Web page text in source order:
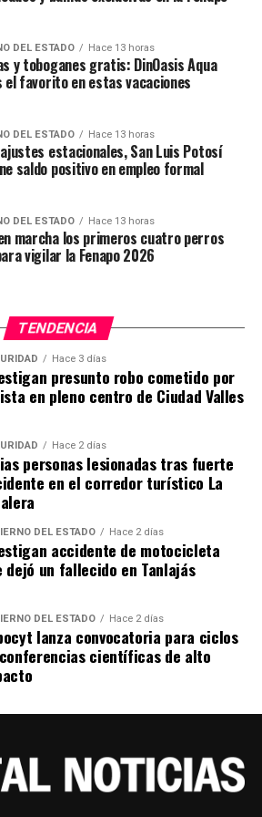
autonomía presupuestal del
mamaria con técnica
DEL ESTADO Hace 13 horas
y toboganes gratis: DinOasis Aqua
el favorito en estas vacaciones
DEL ESTADO Hace 13 horas
estacionales, San Luis Potosí
saldo positivo en empleo formal
DEL ESTADO Hace 13 horas
marcha los primeros cuatro perros
vigilar la Fenapo 2026
TENDENCIA
Hace 3 días
presunto robo cometido por
en pleno centro de Ciudad Valles
Hace 2 días
personas lesionadas tras fuerte
en el corredor turístico La
DEL ESTADO Hace 2 días
accidente de motocicleta
dejó un fallecido en Tanlajás
DEL ESTADO Hace 2 días
lanza convocatoria para ciclos
científicas de alto